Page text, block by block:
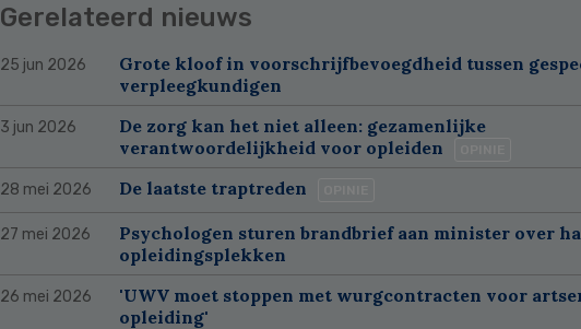
Gerelateerd nieuws
25 jun 2026
Grote kloof in voorschrijfbevoegdheid tussen
verpleegkundigen
3 jun 2026
De zorg kan het niet alleen: gezamenlijke
verantwoordelijkheid voor opleiden
28 mei 2026 De laatste traptreden
27 mei 2026
Psychologen sturen brandbrief aan minister over
opleidingsplekken
26 mei 2026
'UWV moet stoppen met wurgcontracten voor
opleiding'